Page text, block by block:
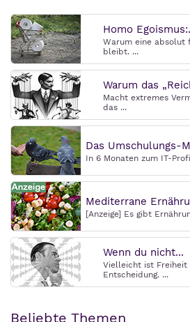
Homo
Warum eine absolut
bleibt. ...
Warum das
Macht extremes
das ...
Das Umschulungs-
In 6 Monaten zum IT-
Mediterrane
[Anzeige] Es gibt
Wenn du nicht...
Vielleicht ist Freiheit
Entscheidung. ...
Beliebte Themen